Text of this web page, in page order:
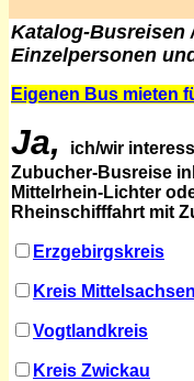
Katalog-Busreisen
Einzelpersonen
Eigenen Bus mieten
Ja,
ich/wir
Zubucher-Busreise
Mittelrhein-Lichter
Rheinschifffahrt mit
Erzgebirgskreis
Kreis Mittelsachsen
Vogtlandkreis
Kreis Zwickau